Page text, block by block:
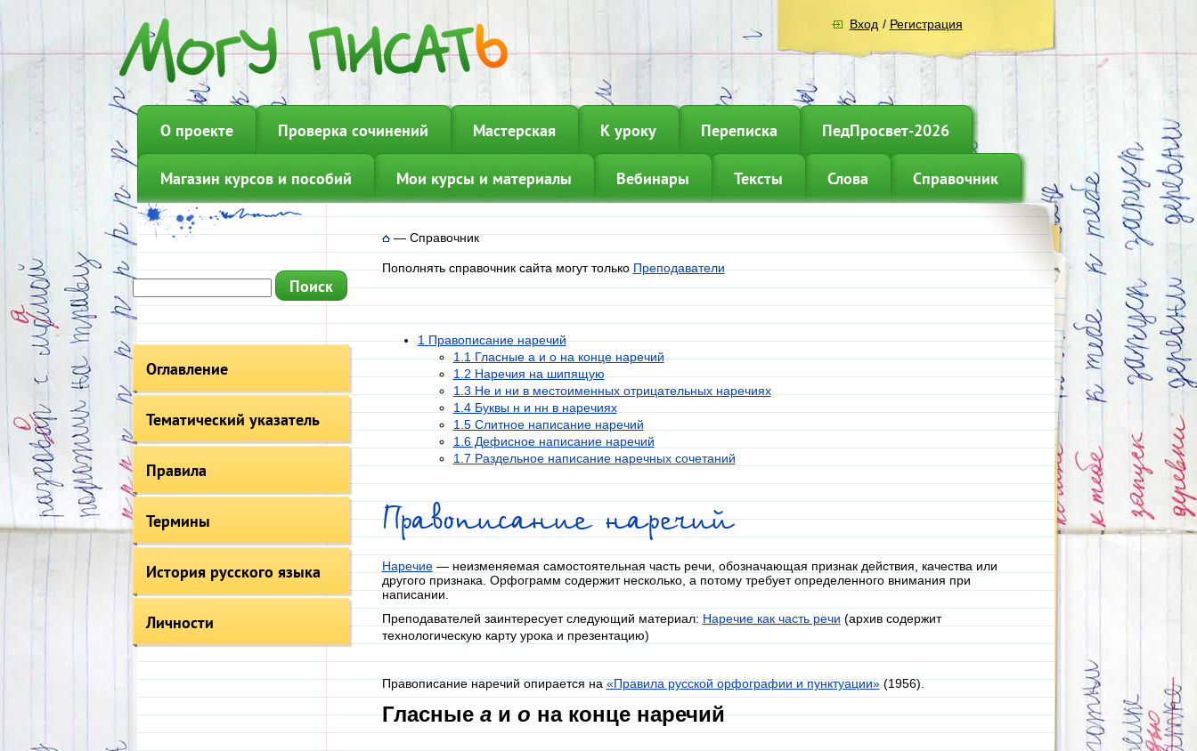
Вход / Регистрация
О проекте Проверка сочинений Мастерская К уроку Переписка ПедПросвет-2026
Магазин курсов и пособий Мои курсы и материалы Вебинары Тексты Слова Справочник
Оглавление
Тематический указатель
Правила
Термины
История русского языка
Личности
—Справочник
Пополнять справочник сайта могут толькоПреподаватели
1 Правописание наречий
1.1 Гласные а и о на конце наречий
1.2 Наречия на шипящую
1.3 Не и ни в местоименных отрицательных наречиях
1.4 Буквы н и нн в наречиях
1.5 Слитное написание наречий
1.6 Дефисное написание наречий
1.7 Раздельное написание наречных сочетаний
Правописание наречий
Наречие— неизменяемая самостоятельная часть речи, обозначающая признак действия, качества или
другого признака. Орфограмм содержит несколько, а потому требует определенного внимания при
написании.
Преподавателей заинтересует следующий материал: Наречие как часть речи (архив содержит
технологическую карту урока и презентацию)
Правописание наречий опирается на«Правила русской орфографии и пунктуации»(1956).
Гласныеаиона конце наречий